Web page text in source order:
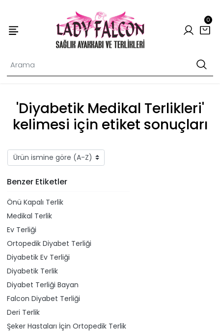
0
'Diyabetik Medikal Terlikleri'
kelimesi için etiket sonuçları
Benzer Etiketler
Önü Kapalı Terlik
Medikal Terlik
Ev Terliği
Ortopedik Diyabet Terliği
Diyabetik Ev Terliği
Diyabetik Terlik
Diyabet Terliği Bayan
Falcon Diyabet Terliği
Deri Terlik
Şeker Hastaları İçin Ortopedik Terlik